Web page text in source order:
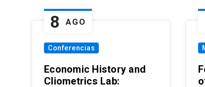
8 AGO
Conferencias
Economic History and
Cliometrics Lab: